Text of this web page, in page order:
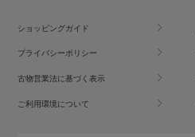
ショッピングガイド
プライバシーポリシー
古物営業法に基づく表示
ご利用環境について